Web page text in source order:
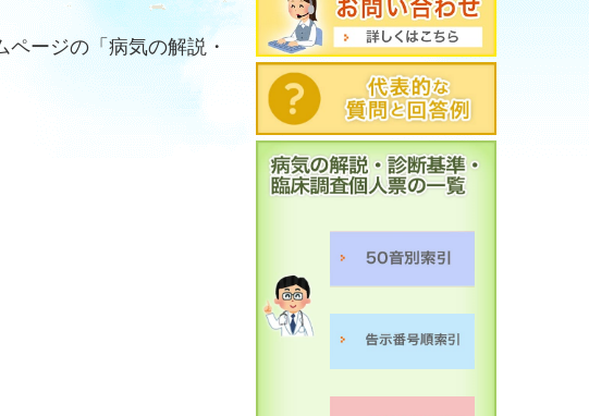
ージの「病気の解説・